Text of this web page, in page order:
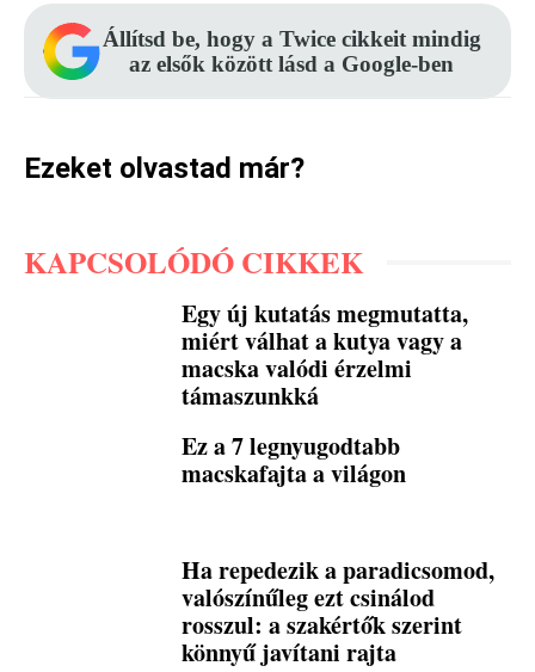
Állítsd be, hogy a Twice cikkeit mindig
az elsők között lásd a Google-ben
Ezeket olvastad már?
KAPCSOLÓDÓ CIKKEK
Egy új kutatás megmutatta,
miért válhat a kutya vagy a
macska valódi érzelmi
támaszunkká
Ez a 7 legnyugodtabb
macskafajta a világon
Ha repedezik a paradicsomod,
valószínűleg ezt csinálod
rosszul: a szakértők szerint
könnyű javítani rajta